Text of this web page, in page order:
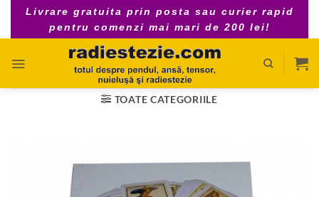
content
Livrare gratuita prin posta sau curier rapid
pentru comenzi mai mari de 200 lei!
TOATE CATEGORIILE